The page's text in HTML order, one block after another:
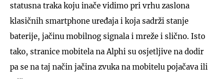
statusna traka koju inače vidimo pri vrhu zaslona
klasičnih smartphone uređaja i koja sadrži stanje
baterije, jačinu mobilnog signala i mreže i slično. Isto
tako, stranice mobitela na Alphi su osjetljive na dodir
pa se na taj način jačina zvuka na mobitelu pojačava ili